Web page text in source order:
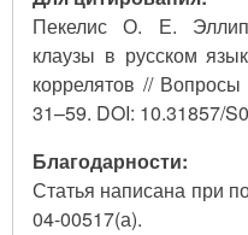
Пекелис О. Е.
клаузы в русском
коррелятов //
31–59. DOI: 10.31857/
Благодарности:
Статья написана при
04-00517(а).